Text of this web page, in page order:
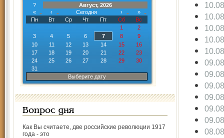
?
Август, 2026
«
‹ Сегодня ›
»
Пн
Вт Ср Чт Пт Сб
Вс
1
2
3
4 5 6 7 8
9
10
11 12 13 14 15
16
17
18 19 20 21 22
23
24
25 26 27 28 29
30
31
Выберите дату
Вопрос дня
Как Вы считаете, две российские революции 1917
года - это